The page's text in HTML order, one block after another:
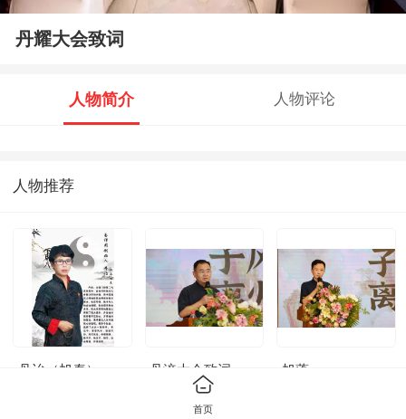
丹耀大会致词
人物简介 人物评论
人物推荐
丹诒（旭焘） 丹涪大会致词 旭蓬
首页